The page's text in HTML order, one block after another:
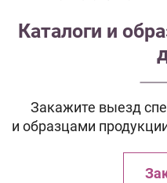
Каталоги и
Закажите выезд
и образцами